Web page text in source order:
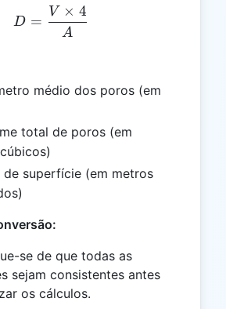
D = \frac{V \times 4}{A}
D =
A
V × 4
médio dos poros (em
total de poros (em
de superfície (em metros
se de que todas as
sejam consistentes antes
os cálculos.